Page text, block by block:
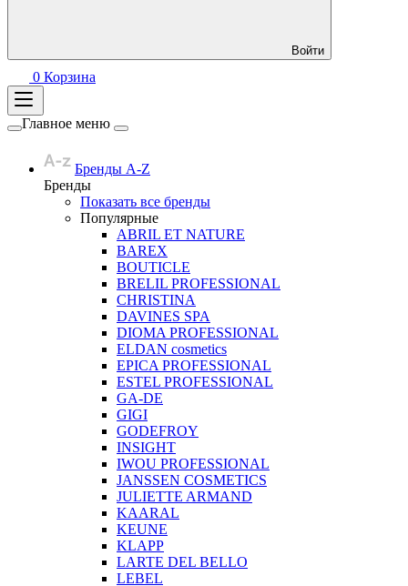
Войти
0 Корзина
Главное меню
Бренды A-Z
Бренды
Показать все бренды
Популярные
ABRIL ET NATURE
BAREX
BOUTICLE
BRELIL PROFESSIONAL
CHRISTINA
DAVINES SPA
DIOMA PROFESSIONAL
ELDAN cosmetics
EPICA PROFESSIONAL
ESTEL PROFESSIONAL
GA-DE
GIGI
GODEFROY
INSIGHT
IWOU PROFESSIONAL
JANSSEN COSMETICS
JULIETTE ARMAND
KAARAL
KEUNE
KLAPP
LARTE DEL BELLO
LEBEL